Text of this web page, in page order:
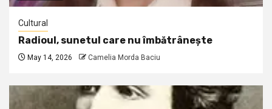
Cultural
Radioul, sunetul care nu îmbătrânește
May 14, 2026 Camelia Morda Baciu